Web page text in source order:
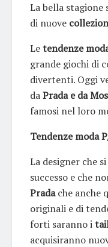
La bella stagione
di nuove
Letendenze
grande giochi di
divertenti. Oggi
daPrada e da
famosi nel loro
Tendenze moda
La designer che
successo e che
Pradache anche
originali e di
forti saranno i
acquisiranno